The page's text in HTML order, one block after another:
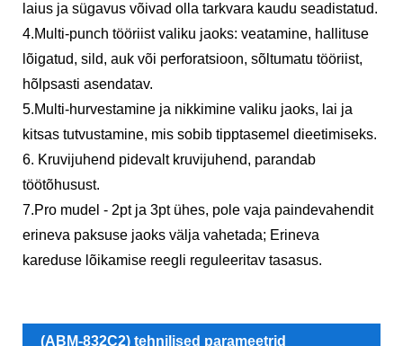
laius ja sügavus võivad olla tarkvara kaudu seadistatud.
4.Multi-punch tööriist valiku jaoks: veatamine, hallituse
lõigatud, sild, auk või perforatsioon, sõltumatu tööriist,
hõlpsasti asendatav.
5.Multi-hurvestamine ja nikkimine valiku jaoks, lai ja
kitsas tutvustamine, mis sobib tipptasemel dieetimiseks.
6. Kruvijuhend pidevalt kruvijuhend, parandab
töötõhusust.
7.Pro mudel - 2pt ja 3pt ühes, pole vaja paindevahendit
erineva paksuse jaoks välja vahetada; Erineva
kareduse lõikamise reegli reguleeritav tasasus.
(ABM-832C2) tehnilised parameetrid